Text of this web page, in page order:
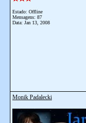
Estado: Offline
Mensagens: 87
Data: Jan 13, 2008
Monik Padalecki